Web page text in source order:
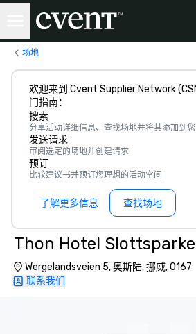
场地
欢迎来到 Cvent Supplier Network
门指南：
搜索
分享活动详细信息、查找场地并将其添加到
发送请求
审阅选定的场地并创建请求
预订
比较建议书并预订您理想的活动空间
了解更多信息 查找场地
Thon Hotel
Wergelandsveien 5, 奥斯陆, 挪威, 0167
联系我们